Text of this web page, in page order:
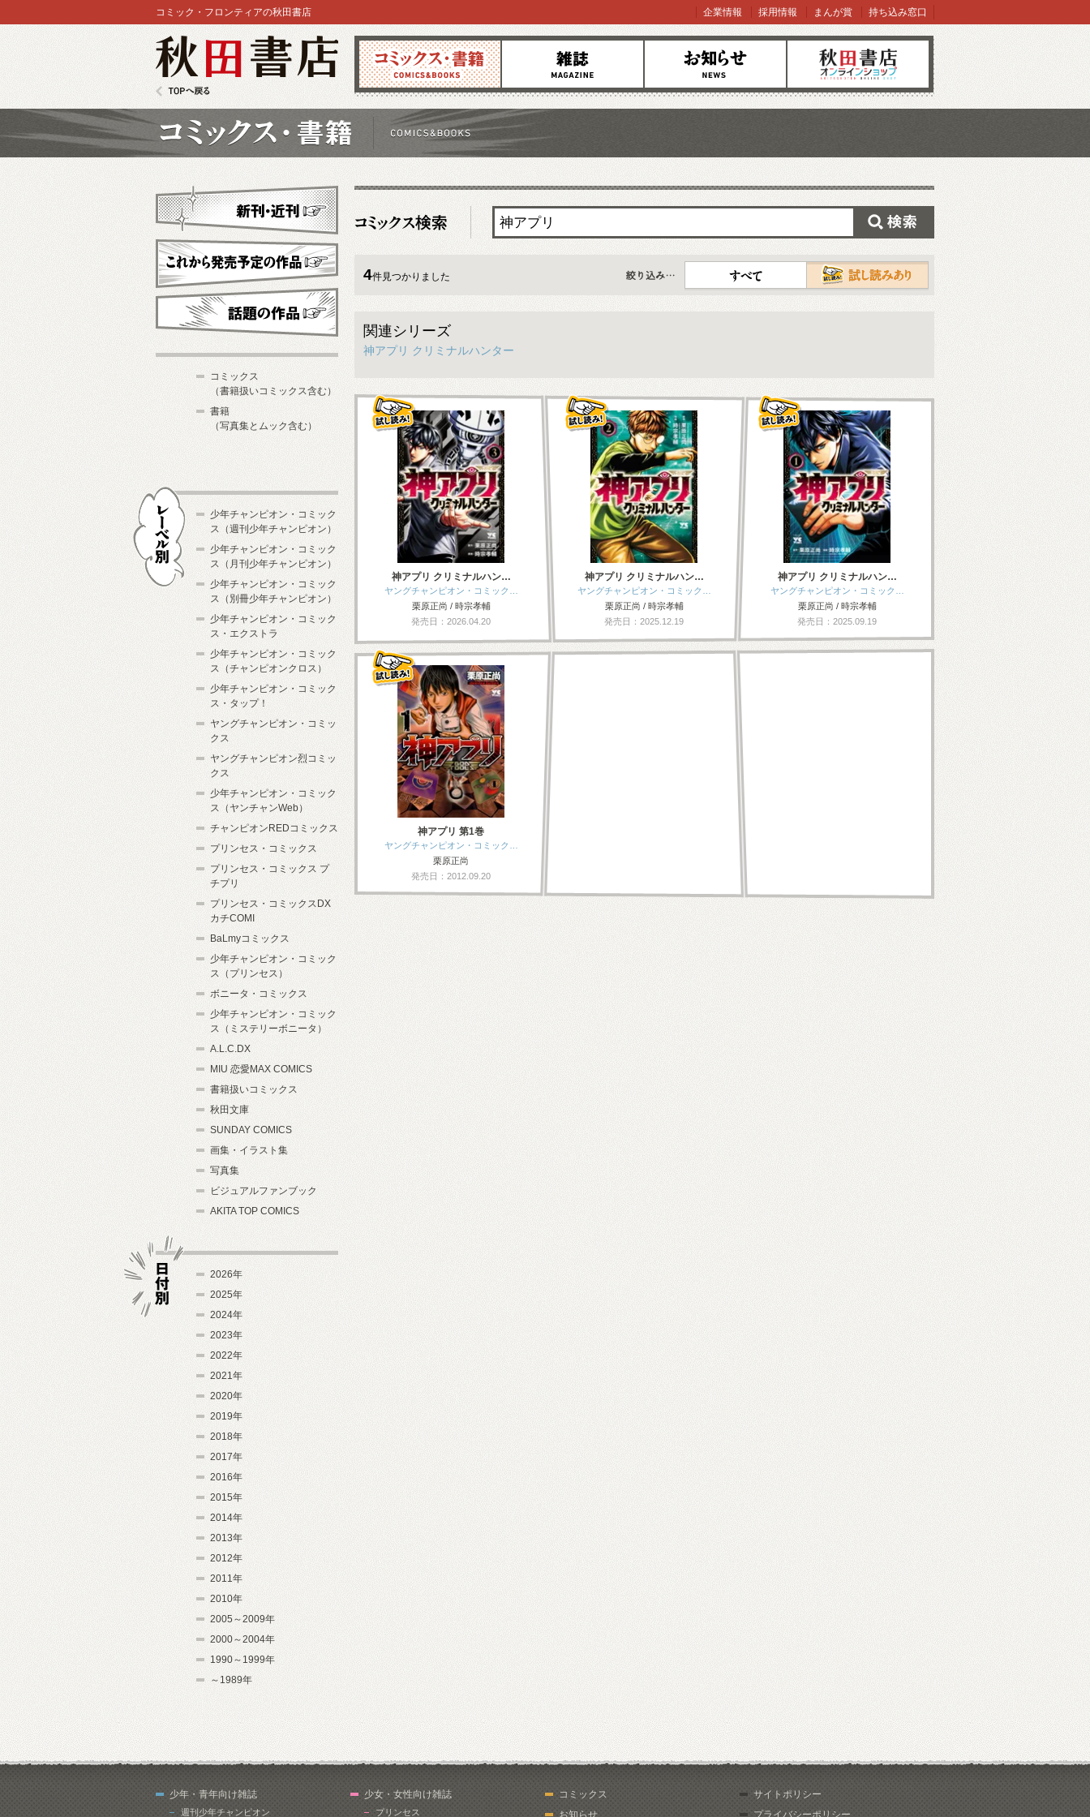
コミックス 雑誌 お知らせ オンラインショップ
コミック・フロンティアの秋田書店 企業情報 採用情報 まんが賞 持ち込み窓口
4件見つかりました
すべて
関連シリーズ
神アプリ クリミナルハンター
神アプリ クリミナルハン…
ヤングチャンピオン・コミック…
栗原正尚 / 時宗孝輔
発売日：2026.04.20
神アプリ クリミナルハン…
ヤングチャンピオン・コミック…
栗原正尚 / 時宗孝輔
発売日：2025.12.19
神アプリ クリミナルハン…
ヤングチャンピオン・コミック…
栗原正尚 / 時宗孝輔
発売日：2025.09.19
神アプリ 第1巻
ヤングチャンピオン・コミック…
栗原正尚
発売日：2012.09.20
新刊・近刊
これから発売予定
コミックス
（書籍扱いコミックス含む）
書籍
（写真集とムック含む）
少年チャンピオン・コミック
ス（週刊少年チャンピオン）
少年チャンピオン・コミック
ス（月刊少年チャンピオン）
少年チャンピオン・コミック
ス（別冊少年チャンピオン）
少年チャンピオン・コミック
ス・エクストラ
少年チャンピオン・コミック
ス（チャンピオンクロス）
少年チャンピオン・コミック
ス・タップ！
ヤングチャンピオン・コミッ
クス
ヤングチャンピオン烈コミッ
クス
少年チャンピオン・コミック
ス（ヤンチャンWeb）
チャンピオンREDコミックス
プリンセス・コミックス
プリンセス・コミックス プ
チプリ
プリンセス・コミックスDX
カチCOMI
BaLmyコミックス
少年チャンピオン・コミック
ス（プリンセス）
ボニータ・コミックス
少年チャンピオン・コミック
ス（ミステリーボニータ）
A.L.C.DX
MIU 恋愛MAX COMICS
書籍扱いコミックス
秋田文庫
SUNDAY COMICS
画集・イラスト集
写真集
ビジュアルファンブック
AKITA TOP COMICS
2026年
2025年
2024年
2023年
2022年
2021年
2020年
2019年
2018年
2017年
2016年
2015年
2014年
2013年
2012年
2011年
2010年
2005～2009年
2000～2004年
1990～1999年
～1989年
少年・青年向け雑誌
週刊少年チャンピオン
少女・女性向け雑誌
プリンセス
コミックス
お知らせ
サイトポリシー
プライバシーポリシー